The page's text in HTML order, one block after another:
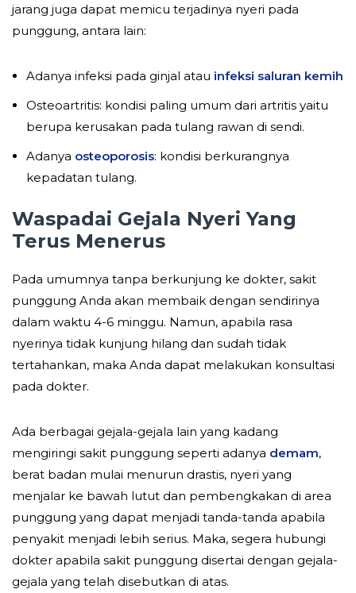
jarang juga dapat memicu terjadinya nyeri pada
punggung, antara lain:
Adanya infeksi pada ginjal atau infeksi saluran kemih
Osteoartritis: kondisi paling umum dari artritis yaitu
berupa kerusakan pada tulang rawan di sendi.
Adanya osteoporosis: kondisi berkurangnya
kepadatan tulang.
Waspadai Gejala Nyeri Yang
Terus Menerus
Pada umumnya tanpa berkunjung ke dokter, sakit
punggung Anda akan membaik dengan sendirinya
dalam waktu 4-6 minggu. Namun, apabila rasa
nyerinya tidak kunjung hilang dan sudah tidak
tertahankan, maka Anda dapat melakukan konsultasi
pada dokter.
Ada berbagai gejala-gejala lain yang kadang
mengiringi sakit punggung seperti adanya demam,
berat badan mulai menurun drastis, nyeri yang
menjalar ke bawah lutut dan pembengkakan di area
punggung yang dapat menjadi tanda-tanda apabila
penyakit menjadi lebih serius. Maka, segera hubungi
dokter apabila sakit punggung disertai dengan gejala-
gejala yang telah disebutkan di atas.